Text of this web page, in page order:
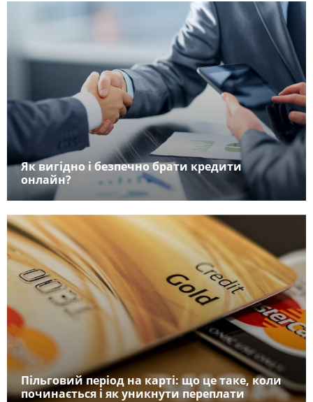
Як вигідно і безпечно брати кредити
онлайн?
Пільговий період на карті: що це таке, коли
починається і як уникнути переплати